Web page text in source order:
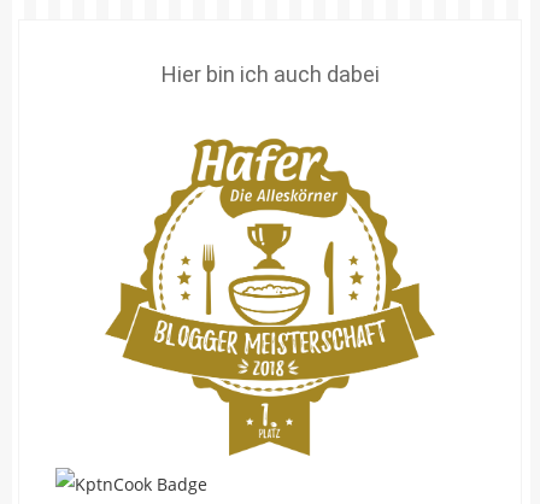
Hier bin ich auch dabei